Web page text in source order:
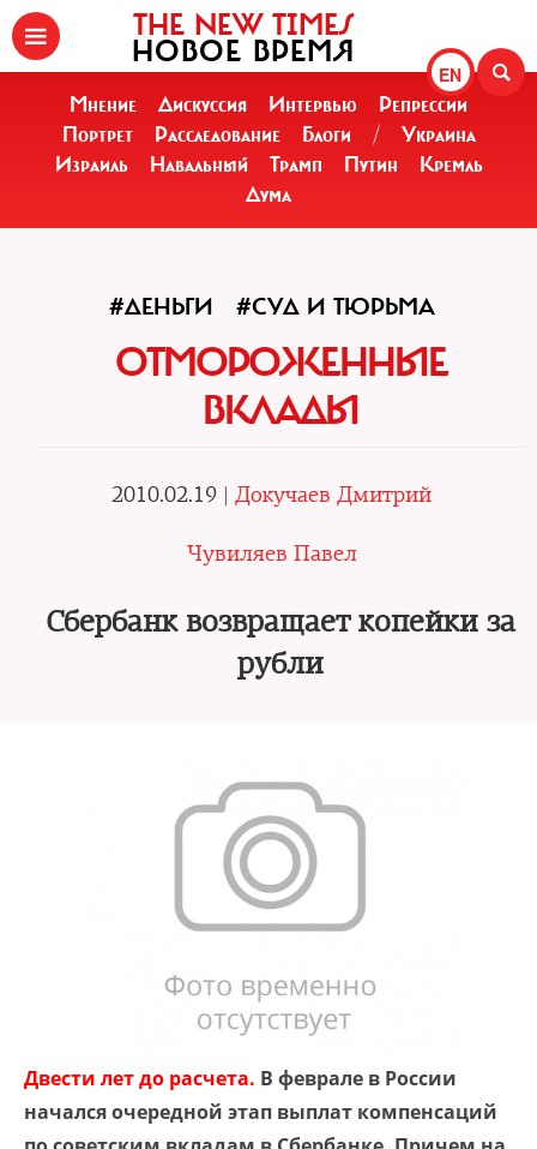
EN
THE NEW TIMES
НОВОЕ ВРЕМЯ
Мнение Дискуссия Интервью
Репрессии
Портрет
Расследование Блоги /
Украина
Израиль
Навальный Трамп Путин
Кремль
Дума
#ДЕНЬГИ #СУД И ТЮРЬМА
ОТМОРОЖЕННЫЕ
ВКЛАДЫ
2010.02.19 | Докучаев Дмитрий
Чувиляев Павел
Сбербанк возвращает копейки за
рубли
Двести лет до расчета. В феврале в России
начался очередной этап выплат компенсаций